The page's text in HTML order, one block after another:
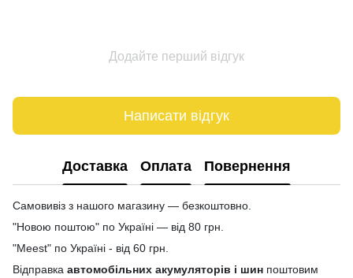
Додайте перший відгук
Написати відгук
Доставка Оплата Повернення
Самовивіз з нашого магазину — безкоштовно.
"Новою поштою" по Україні — від 80 грн.
"Meest" по Україні - від 60 грн.
Відправка автомобільних акумуляторів і шин поштовим